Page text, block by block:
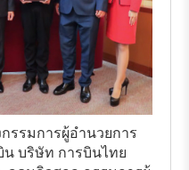
รรมการผู้อำนวยการ
บริษัท การบินไทย